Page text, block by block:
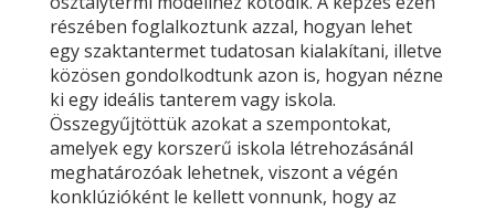
részében foglalkoztunk azzal, hogyan lehet
egy szaktantermet tudatosan kialakítani, illetve
közösen gondolkodtunk azon is, hogyan nézne
ki egy ideális tanterem vagy iskola.
Összegyűjtöttük azokat a szempontokat,
amelyek egy korszerű iskola létrehozásánál
meghatározóak lehetnek, viszont a végén
konklúzióként le kellett vonnunk, hogy az